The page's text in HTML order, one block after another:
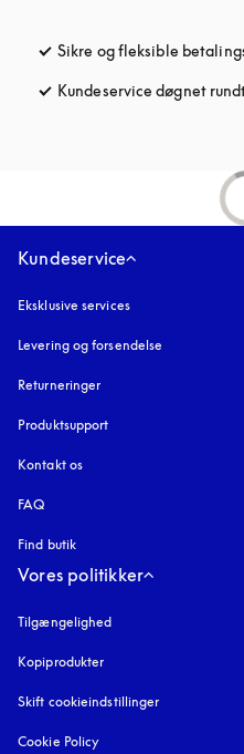
Sikre og fleksible
Kundeservice døgnet
Kundeservice
Eksklusive services
Levering og forsendelse
Returneringer
Produktsupport
Kontakt os
FAQ
Find butik
Vores politikker
Tilgængelighed
Kopiprodukter
Skift cookieindstillinger
Cookie Policy